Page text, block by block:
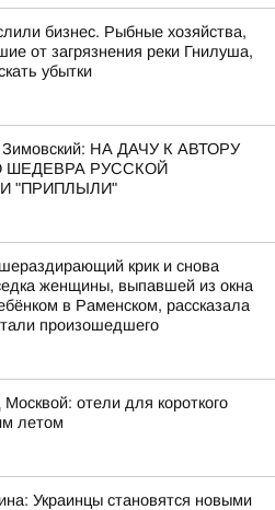
бизнес. Рыбные хозяйства,
от загрязнения реки Гнилуша,
убытки
Зимовский: НА ДАЧУ К АВТОРУ
ШЕДЕВРА РУССКОЙ
"ПРИПЛЫЛИ"
крик и снова
женщины, выпавшей из окна
в Раменском, рассказала
произошедшего
Москвой: отели для короткого
летом
Украинцы становятся новыми